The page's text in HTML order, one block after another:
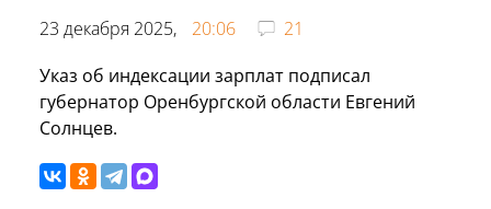
23 декабря 2025, 20:06
21
Указ об индексации зарплат подписал
губернатор Оренбургской области Евгений
Солнцев.